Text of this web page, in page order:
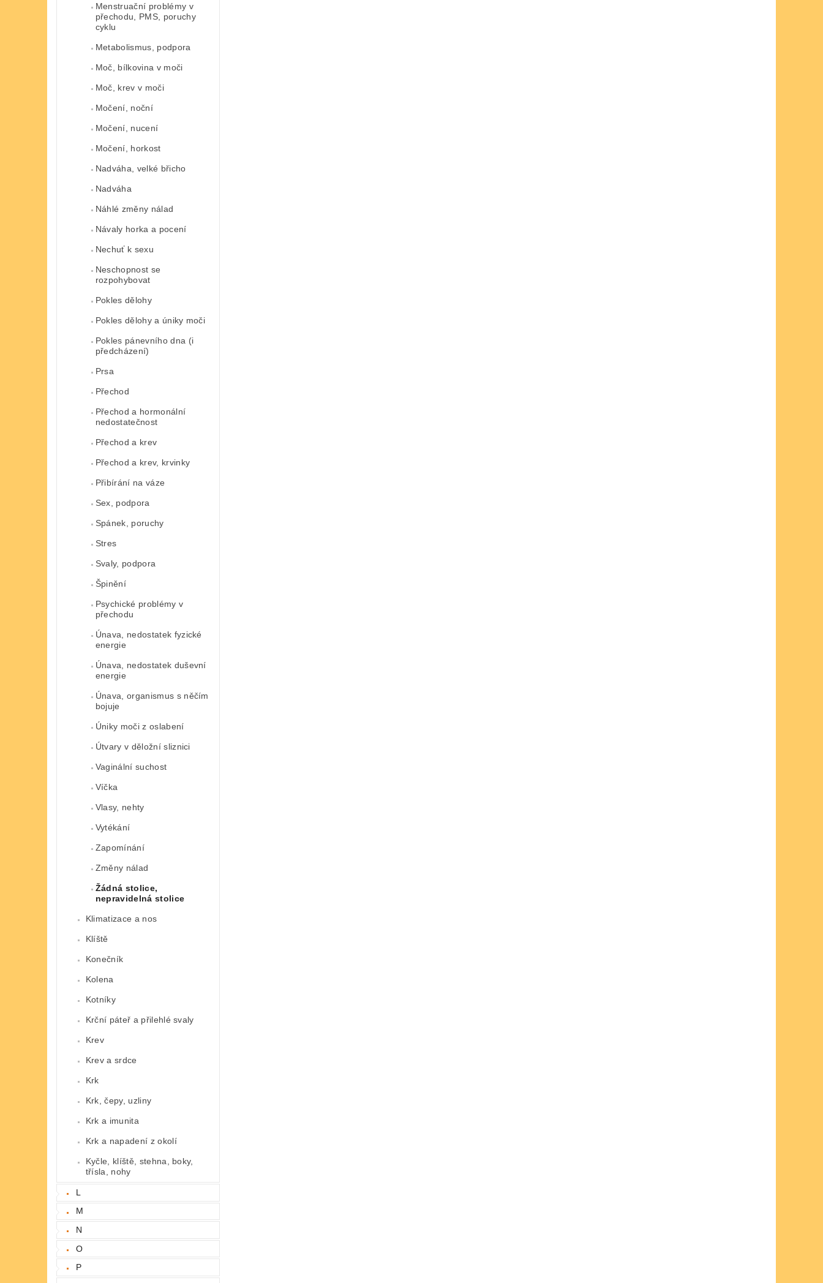
Menstruační problémy v
přechodu, PMS, poruchy
cyklu
Metabolismus, podpora
Moč, bílkovina v moči
Moč, krev v moči
Močení, noční
Močení, nucení
Močení, horkost
Nadváha, velké břicho
Nadváha
Náhlé změny nálad
Návaly horka a pocení
Nechuť k sexu
Neschopnost se
rozpohybovat
Pokles dělohy
Pokles dělohy a úniky moči
Pokles pánevního dna (i
předcházení)
Prsa
Přechod
Přechod a hormonální
nedostatečnost
Přechod a krev
Přechod a krev, krvinky
Přibírání na váze
Sex, podpora
Spánek, poruchy
Stres
Svaly, podpora
Špinění
Psychické problémy v
přechodu
Únava, nedostatek fyzické
energie
Únava, nedostatek duševní
energie
Únava, organismus s něčím
bojuje
Úniky moči z oslabení
Útvary v děložní sliznici
Vaginální suchost
Víčka
Vlasy, nehty
Vytékání
Zapomínání
Změny nálad
Žádná stolice,
nepravidelná stolice
Klimatizace a nos
Klíště
Konečník
Kolena
Kotníky
Krční páteř a přilehlé svaly
Krev
Krev a srdce
Krk
Krk, čepy, uzliny
Krk a imunita
Krk a napadení z okolí
Kyčle, klíště, stehna, boky,
třísla, nohy
L
M
N
O
P